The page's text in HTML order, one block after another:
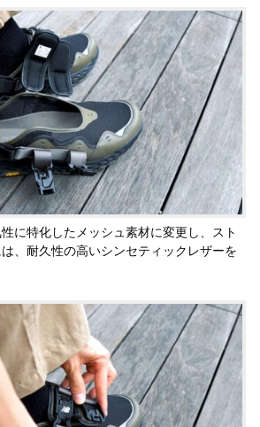
に特化したメッシュ素材に変更し、スト
、耐久性の高いシンセティックレザーを